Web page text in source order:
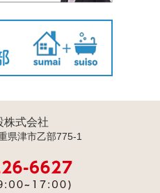
株式会社
県津市乙部775-1